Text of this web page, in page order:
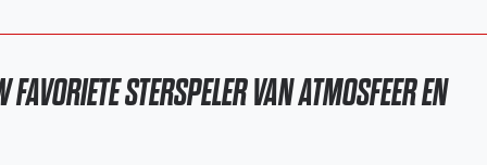
STERSPELER VAN ATMOSFEER EN